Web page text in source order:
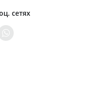
сайта
сетях